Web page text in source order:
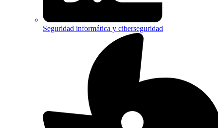
Seguridad informática y ciberseguridad